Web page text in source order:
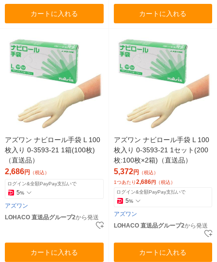
カートに入れる カートに入れる
アズワン ナビロール手袋 L 100
枚入り 0-3593-21 1箱(100枚)
（直送品）
2,686円 （税込）
ログイン&全額PayPay支払いで
5%
アズワン
LOHACO 直送品グループ2から発送
カートに入れる
アズワン ナビロール手袋 L 100
枚入り 0-3593-21 1セット(200
枚:100枚×2箱)（直送品）
5,372円 （税込）
1つあたり2,686円 （税込）
ログイン&全額PayPay支払いで
5%
アズワン
LOHACO 直送品グループ2から発送
カートに入れる